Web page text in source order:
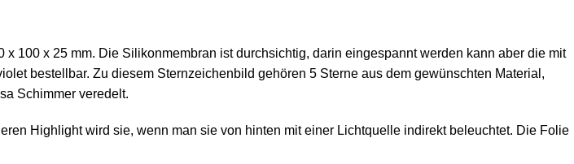
100 x 25 mm. Die Silikonmembran ist durchsichtig, darin eingespannt werden kann aber die mit
bestellbar. Zu diesem Sternzeichenbild gehören 5 Sterne aus dem gewünschten Material,
Schimmer veredelt.
Highlight wird sie, wenn man sie von hinten mit einer Lichtquelle indirekt beleuchtet. Die Folie